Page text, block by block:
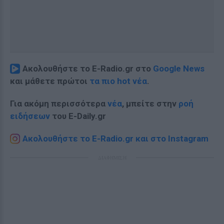
Ακολουθήστε το E-Radio.gr στο Google News
και μάθετε πρώτοι τα πιο hot νέα.
Για ακόμη περισσότερα νέα, μπείτε στην ροή
ειδήσεων του E-Daily.gr
Ακολουθήστε το E-Radio.gr και στο Instagram